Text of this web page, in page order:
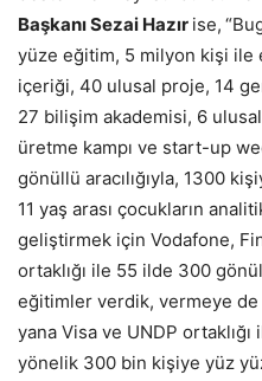
Başkanı Sezai Hazır ise,
yüze eğitim, 5 milyon kişi ile
içeriği, 40 ulusal proje, 14
27 bilişim akademisi, 6
üretme kampı ve start-up
gönüllü aracılığıyla, 1300
11 yaş arası çocukların
geliştirmek için Vodafone,
ortaklığı ile 55 ilde 300
eğitimler verdik, vermeye de
yana Visa ve UNDP
yönelik 300 bin kişiye yüz